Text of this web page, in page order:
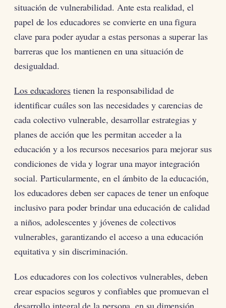
situación de vulnerabilidad. Ante esta realidad, el
papel de los educadores se convierte en una figura
clave para poder ayudar a estas personas a superar las
barreras que los mantienen en una situación de
desigualdad.
Los educadorestienen la responsabilidad de
identificar cuáles son las necesidades y carencias de
cada colectivo vulnerable, desarrollar estrategias y
planes de acción que les permitan acceder a la
educación y a los recursos necesarios para mejorar sus
condiciones de vida y lograr una mayor integración
social. Particularmente, en el ámbito de la educación,
los educadores deben ser capaces de tener un enfoque
inclusivo para poder brindar una educación de calidad
a niños, adolescentes y jóvenes de colectivos
vulnerables, garantizando el acceso a una educación
equitativa y sin discriminación.
Los educadores con los colectivos vulnerables, deben
crear espacios seguros y confiables que promuevan el
desarrollo integral de la persona, en su dimensión